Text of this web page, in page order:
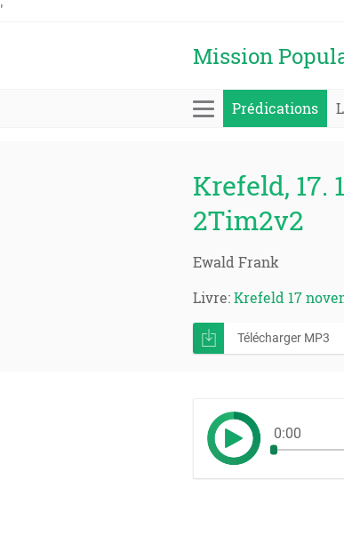
'
Mission
Prédications
Krefeld, 17.
2Tim2v2
Ewald Frank
Livre:Krefeld 17
Télécharger MP3
0:00